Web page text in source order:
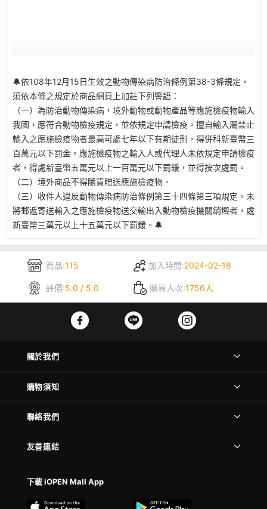
🔔依108年12月15日生效之動物傳染病防治條例第38-3條規定，
須依本條之規定於商品網頁上加註下列警語：
（一）為防治動物傳染病，境外動物或動物產品等應施檢疫物輸入
我國，應符合動物檢疫規定，並依規定申請檢疫。擅自輸入屬禁止
輸入之應施檢疫物者最高可處七年以下有期徒刑，得併科新臺幣三
百萬元以下罰金。應施檢疫物之輸入人或代理人未依規定申請檢疫
者，得處新臺幣五萬元以上一百萬元以下罰鍰，並得按次處罰。
（二）境外商品不得隨貨贈送應施檢疫物。
（三）收件人違反動物傳染病防治條例第三十四條第三項規定，未
將郵遞寄送輸入之應施檢疫物送交輸出入動物檢疫機關銷燬者，處
新臺幣三萬元以上十五萬元以下罰鍰。🔔
商品:115 加入時間:2024-02-18
評價:5.0 / 5.0 購買人次:1756人
關於我們
購物須知
聯絡我們
友善連結
下載 iOPEN Mall App